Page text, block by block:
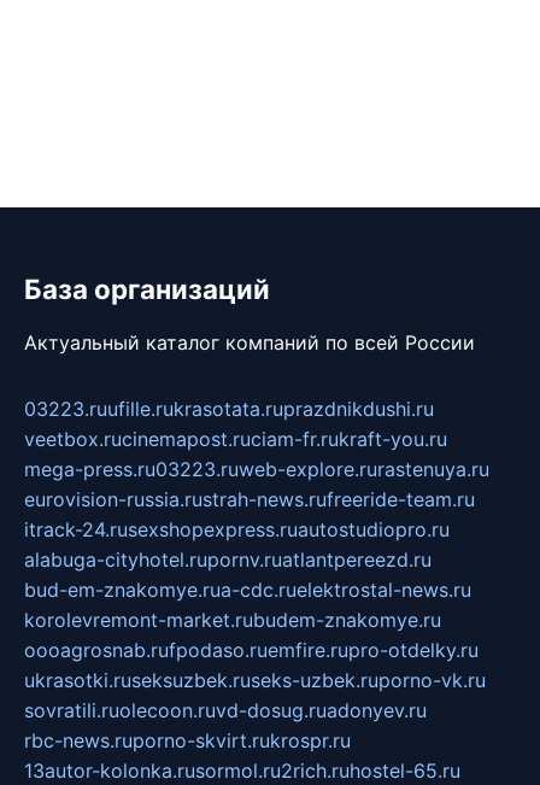
База организаций
Актуальный каталог компаний по всей России
03223.ruufille.rukrasotata.ruprazdnikdushi.ru
veetbox.rucinemapost.ruciam-fr.rukraft-you.ru
mega-press.ru03223.ruweb-explore.rurastenuya.ru
eurovision-russia.rustrah-news.rufreeride-team.ru
itrack-24.rusexshopexpress.ruautostudiopro.ru
alabuga-cityhotel.rupornv.ruatlantpereezd.ru
bud-em-znakomye.rua-cdc.ruelektrostal-news.ru
korolevremont-market.rubudem-znakomye.ru
oooagrosnab.rufpodaso.ruemfire.rupro-otdelky.ru
ukrasotki.ruseksuzbek.ruseks-uzbek.ruporno-vk.ru
sovratili.ruolecoon.ruvd-dosug.ruadonyev.ru
rbc-news.ruporno-skvirt.rukrospr.ru
13autor-kolonka.rusormol.ru2rich.ruhostel-65.ru